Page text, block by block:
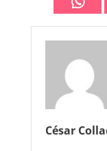
César